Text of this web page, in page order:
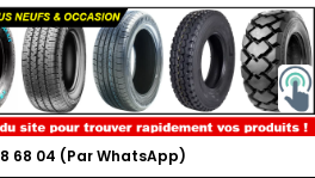
68 04 (Par WhatsApp)